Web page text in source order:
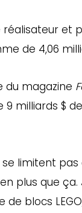
et
de 4,06
du magazine
milliards $
limitent
plus que
blocs